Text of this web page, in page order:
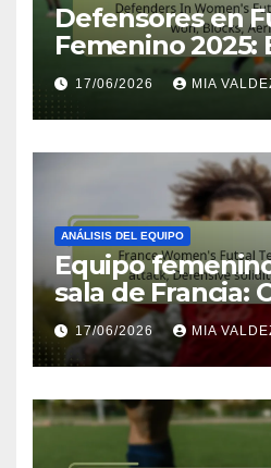
Defensores en
Femenino 2025:
ganadas,
aéreos
17/06/2026 MIA
ANÁLISIS DEL EQUIPO
Equipo
sala de Francia:
en ataque,
Profundidad de
17/06/2026 MIA